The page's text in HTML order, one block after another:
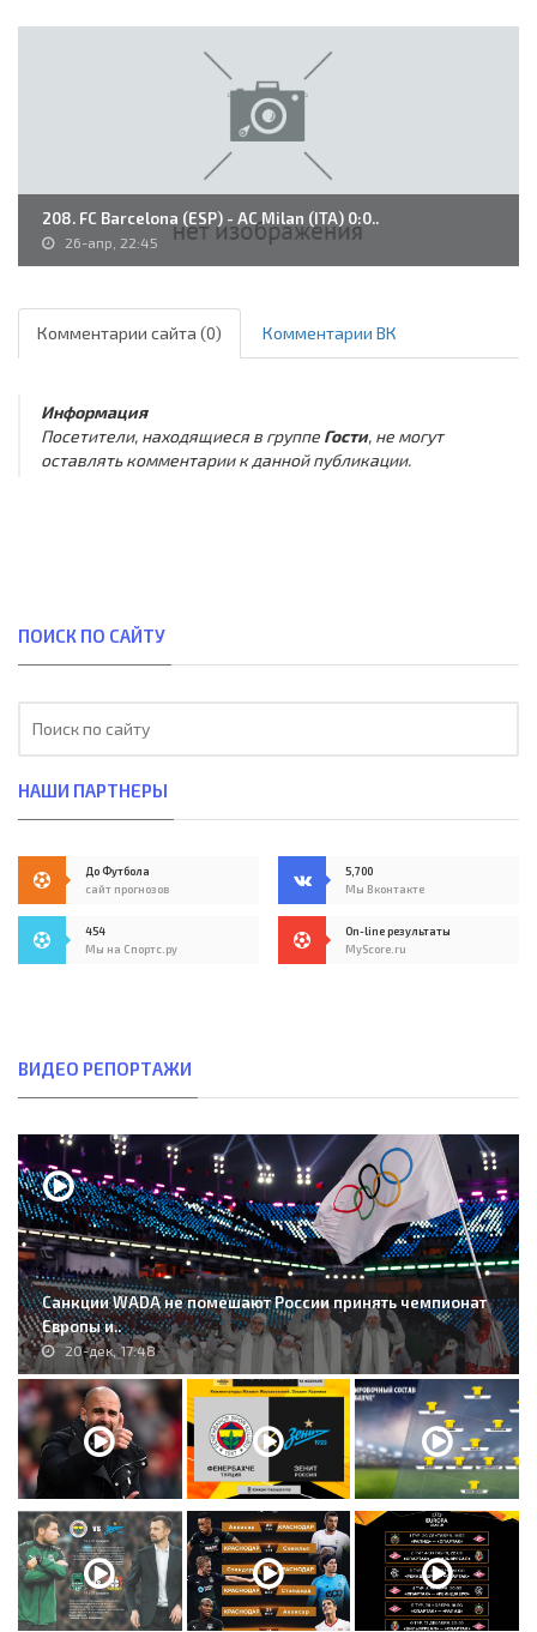
208. FC Barcelona (ESP) - AC Milan (ITA) 0:0..
26-апр, 22:45
Комментарии сайта (0) Комментарии ВК
Информация
Посетители, находящиеся в группе Гости, не могут
оставлять комментарии к данной публикации.
ПОИСК ПО САЙТУ
НАШИ ПАРТНЕРЫ
До Футбола
сайт прогнозов
5,700
Мы Вконтакте
454
Мы на Спортс.ру
On-line результаты
MyScore.ru
ВИДЕО РЕПОРТАЖИ
Санкции WADA не помешают России принять чемпионат
Европы и..
20-дек, 17:48